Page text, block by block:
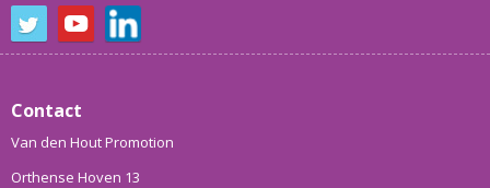
Contact
Van den Hout Promotion
Orthense Hoven 13